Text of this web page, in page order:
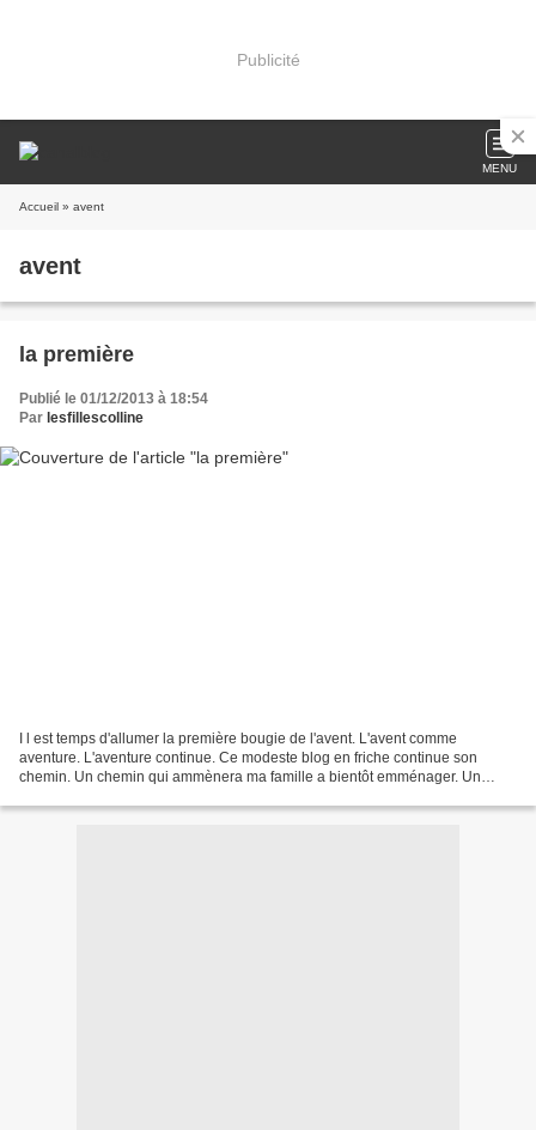
Publicité
MENU
Accueil » avent
avent
la première
Publié le 01/12/2013 à 18:54
Par lesfillescolline
I l est temps d'allumer la première bougie de l'avent. L'avent comme
aventure. L'aventure continue. Ce modeste blog en friche continue son
chemin. Un chemin qui ammènera ma famille a bientôt emménager. Un